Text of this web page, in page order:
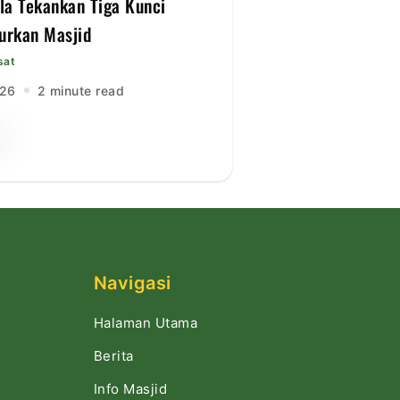
Masjid
2 minute read
Navigasi
Halaman Utama
Berita
Info Masjid